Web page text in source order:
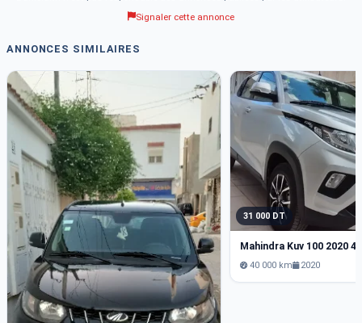
Signaler cette annonce
ANNONCES SIMILAIRES
31 000 DT
Mahindra Kuv 100 2020
40 000 km 2020